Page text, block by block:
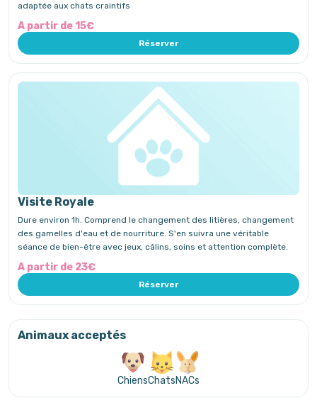
adaptée aux chats craintifs
A partir de 15€
Réserver
Visite Royale
Dure environ 1h. Comprend le changement des litières, changement
des gamelles d'eau et de nourriture. S'en suivra une véritable
séance de bien-être avec jeux, câlins, soins et attention complète.
A partir de 23€
Réserver
Animaux acceptés
ChiensChatsNACs